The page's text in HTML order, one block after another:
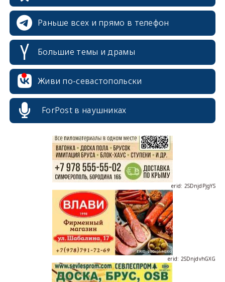
Раньше всех и прямо в телефон
Большие темы и драмы
Живи по-севастопольски
ForPost в наушниках
erid: 2SDnjcrDNw6
erid: 2SDnjdvhGXG